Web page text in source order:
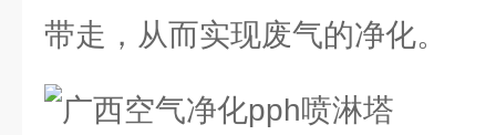
带走，从而实现废气的净化。